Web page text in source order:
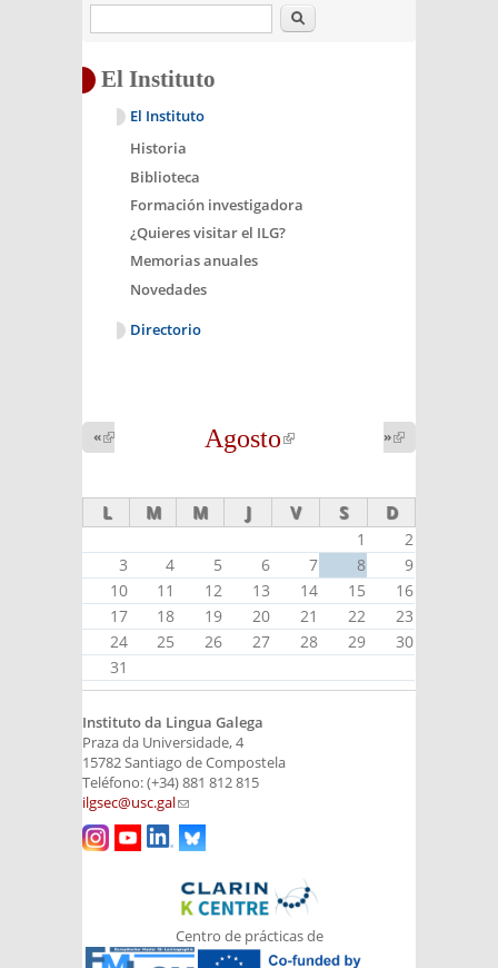
Buscar
El Instituto
El Instituto
Historia
Biblioteca
Formación investigadora
¿Quieres visitar el ILG?
Memorias anuales
Novedades
Directorio
Agosto
(link is
«
external)
»
external)
L M M J V S D
1
2
3
4 5 6 7 8
9
10
11 12 13 14 15
16
17
18 19 20 21 22
23
24
25 26 27 28 29
30
31
Instituto da Lingua Galega
Praza da Universidade, 4
15782 Santiago de Compostela
Teléfono: (+34) 881 812 815
ilgsec@usc.gal(link sends e-mail)
Centro de prácticas de